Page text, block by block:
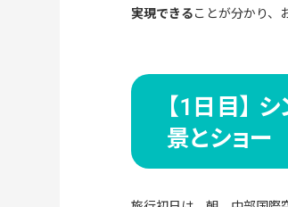
実現できることが分かり、
【1日目】
景とショー